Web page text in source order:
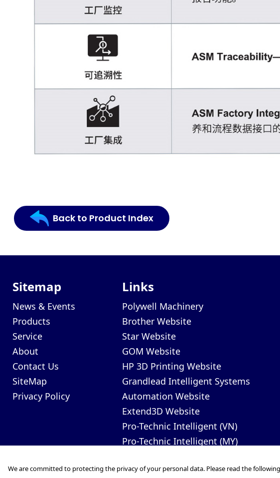
Back to Product Index
Sitemap
News & Events
Products
Service
About
Contact Us
SiteMap
Privacy Policy
Links
Polywell Machinery
Brother Website
Star Website
GOM Website
HP 3D Printing Website
Grandlead Intelligent Systems
Automation Website
Extend3D Website
Pro-Technic Intelligent (VN)
Pro-Technic Intelligent (MY)
We are committed to protecting the privacy of your personal data. Please read the